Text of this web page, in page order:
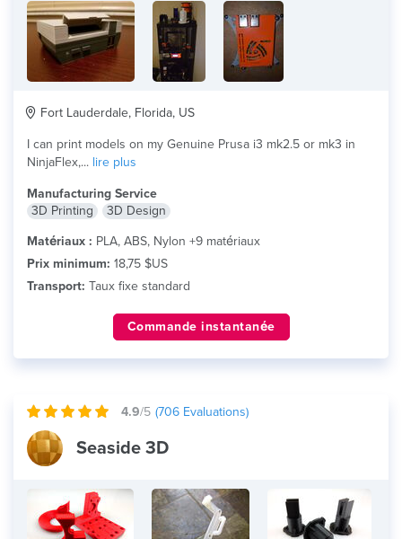
Fort Lauderdale, Florida, US
I can print models on my Genuine Prusa i3 mk2.5 or mk3 in
NinjaFlex,... lire plus
Manufacturing Service
3D Printing
3D Design
Matériaux : PLA, ABS, Nylon +9 matériaux
Prix minimum: 18,75 $US
Transport: Taux fixe standard
Commande instantanée
4.9/5 (706 Evaluations)
Seaside 3D